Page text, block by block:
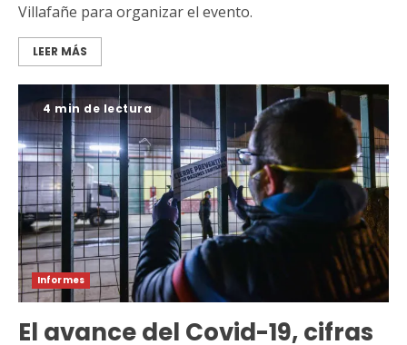
Villafañe para organizar el evento.
LEER MÁS
4 min de lectura
Informes
El avance del Covid-19, cifras